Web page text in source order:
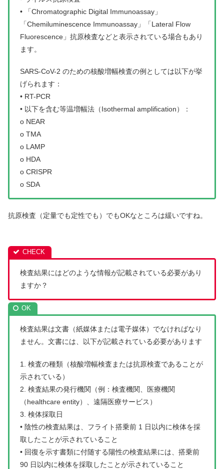
• 「Chromatographic Digital Immunoassay」
「Chemiluminescence Immunoassay」「Lateral Flow
Fluorescence」抗原検査などと表示されている場合もあり
ます。
SARS-CoV-2 のための核酸増幅検査の例としては以下が挙
げられます：
• RT-PCR
• 以下を含む等温増幅法（Isothermal amplification）：
o NEAR
o TMA
o LAMP
o HDA
o CRISPR
o SDA
抗原検査（定量でも定性でも）でもOKなところは緩いですね。
検査結果にはどのような情報が記載されている必要があり
ますか？
検査結果は文書（紙媒体または電子媒体）でなければなり
ません。文書には、以下が記載されている必要があります
1. 検査の種類（核酸増幅検査または抗原検査であることが
示されている）
2. 検査結果の発行機関（例：検査機関、医療機関
（healthcare entity）、遠隔医療サービス）
3. 検体採取日
• 陰性の検査結果は、フライト搭乗前 1 日以内に検体を採
取したことが示されていること
• 回復を示す書類に付随する陽性の検査結果には、搭乗前
90 日以内に検体を採取したことが示されていること